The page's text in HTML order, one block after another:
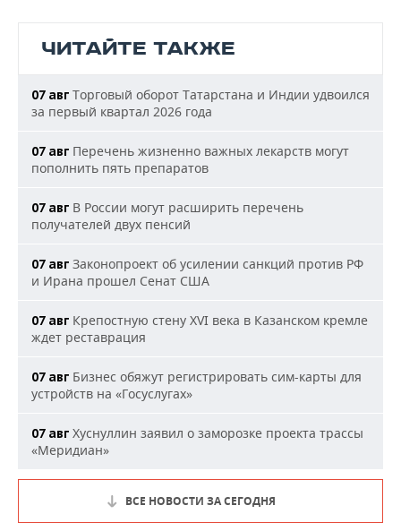
ЧИТАЙТЕ ТАКЖЕ
07 авг Торговый оборот Татарстана и Индии удвоился
за первый квартал 2026 года
07 авг Перечень жизненно важных лекарств могут
пополнить пять препаратов
07 авг В России могут расширить перечень
получателей двух пенсий
07 авг Законопроект об усилении санкций против РФ
и Ирана прошел Сенат США
07 авг Крепостную стену XVI века в Казанском кремле
ждет реставрация
07 авг Бизнес обяжут регистрировать сим-карты для
устройств на «Госуслугах»
07 авг Хуснуллин заявил о заморозке проекта трассы
«Меридиан»
ВСЕ НОВОСТИ ЗА СЕГОДНЯ